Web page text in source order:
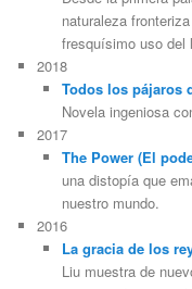
naturaleza
fresquísimo uso del
2018
Todos los pájaros
Novela ingeniosa
2017
The Power (El
una distopía que
nuestro mundo.
2016
La gracia de los
Liu muestra de